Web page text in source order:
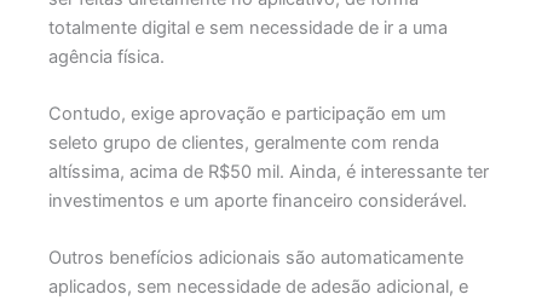
totalmente digital e sem necessidade de ir a uma
agência física.
Contudo, exige aprovação e participação em um
seleto grupo de clientes, geralmente com renda
altíssima, acima de R$50 mil. Ainda, é interessante ter
investimentos e um aporte financeiro considerável.
Outros benefícios adicionais são automaticamente
aplicados, sem necessidade de adesão adicional, e